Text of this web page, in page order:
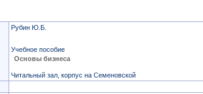
Рубин Ю.Б.
Учебное пособие
Основы бизнеса
Читальный зал, корпус на Семеновской